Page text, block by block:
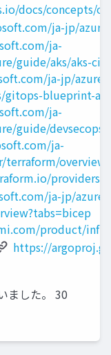
docs/concepts/
ja-jp/
ja-
guide/aks/aks-
ja-jp/
gitops-blueprint-aks
ja-
guide/devsecops/
ja-
overview
providers/
ja-jp/azure/
product/
https://
ました。 30